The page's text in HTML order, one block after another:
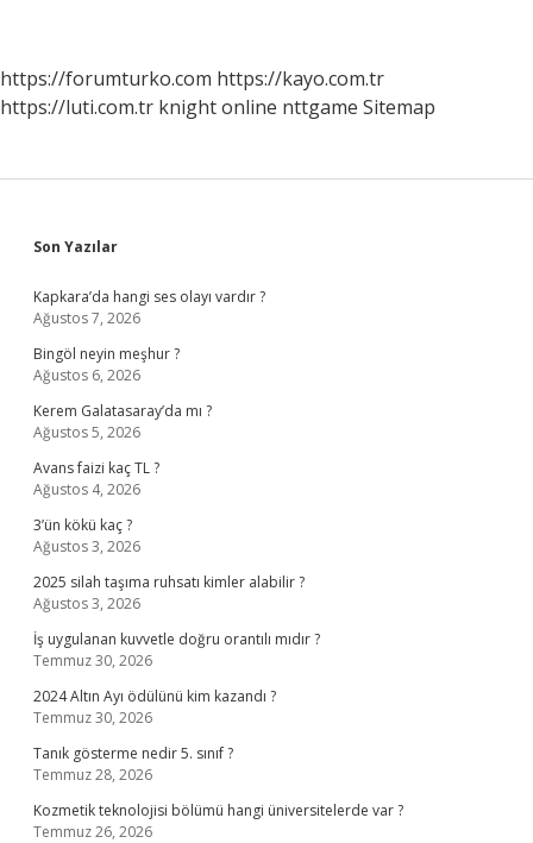
https://forumturko.com https://kayo.com.tr
https://luti.com.tr knight online nttgame Sitemap
Sidebar
Son Yazılar
Kapkara’da hangi ses olayı vardır ?
Ağustos 7, 2026
Bingöl neyin meşhur ?
Ağustos 6, 2026
Kerem Galatasaray’da mı ?
Ağustos 5, 2026
Avans faizi kaç TL ?
Ağustos 4, 2026
3’ün kökü kaç ?
Ağustos 3, 2026
2025 silah taşıma ruhsatı kimler alabilir ?
Ağustos 3, 2026
İş uygulanan kuvvetle doğru orantılı mıdır ?
Temmuz 30, 2026
2024 Altın Ayı ödülünü kim kazandı ?
Temmuz 30, 2026
Tanık gösterme nedir 5. sınıf ?
Temmuz 28, 2026
Kozmetik teknolojisi bölümü hangi üniversitelerde var ?
Temmuz 26, 2026